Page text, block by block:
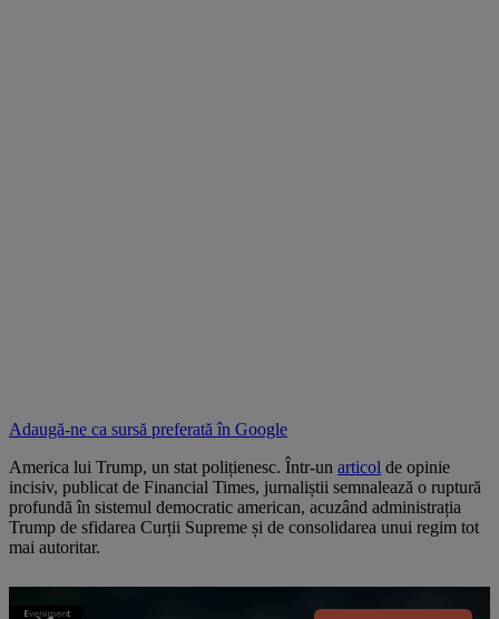
Adaugă-ne ca sursă preferată în Google
America lui Trump, un stat polițienesc. Într-un articol de opinie
incisiv, publicat de Financial Times, jurnaliștii semnalează o ruptură
profundă în sistemul democratic american, acuzând administrația
Trump de sfidarea Curții Supreme și de consolidarea unui regim tot
mai autoritar.